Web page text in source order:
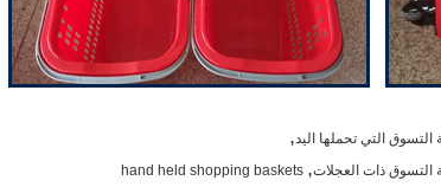
التسوق التي تحملها اليد,
التسوق ذات العجلات,
hand held shopping baskets